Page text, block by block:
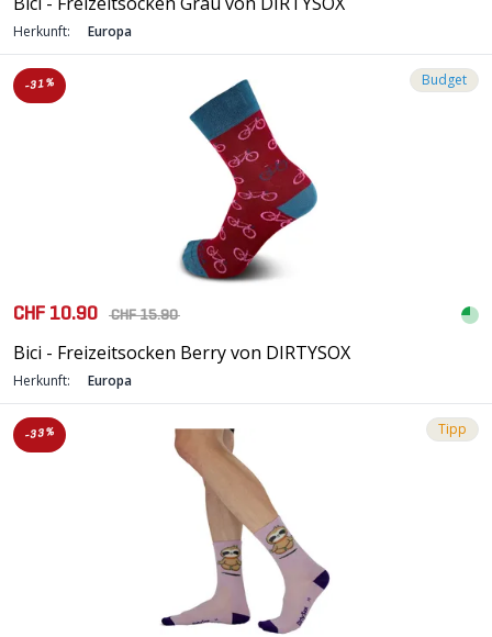
Herkunft: Europa
-31% Budget
CHF 10.90 CHF 15.90
Bici - Freizeitsocken Berry von DIRTYSOX
Herkunft: Europa
-33% Tipp